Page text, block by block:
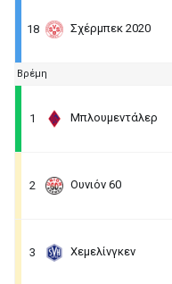
18 Σχέρμπεκ 2020
Βρέμη
1 Μπλουμεντάλερ
2 Ουνιόν 60
3 Χεμελίνγκεν